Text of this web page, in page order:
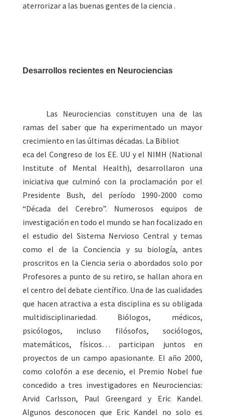
aterrorizar a las buenas gentes de la ciencia .
Desarrollos recientes en Neurociencias
Las Neurociencias constituyen una de las
ramas del saber que ha experimentado un mayor
crecimiento en las últimas décadas. La Bibliot
eca del Congreso de los EE. UU y el NIMH (National
Institute of Mental Health), desarrollaron una
iniciativa que culminó con la proclamación por el
Presidente Bush, del período 1990-2000 como
“Década del Cerebro”. Numerosos equipos de
investigación en todo el mundo se han focalizado en
el estudio del Sistema Nervioso Central y temas
como el de la Conciencia y su biología, antes
proscritos en la Ciencia seria o abordados solo por
Profesores a punto de su retiro, se hallan ahora en
el centro del debate científico. Una de las cualidades
que hacen atractiva a esta disciplina es su obligada
multidisciplinariedad. Biólogos, médicos,
psicólogos, incluso filósofos, sociólogos,
matemáticos, físicos… participan juntos en
proyectos de un campo apasionante. El año 2000,
como colofón a ese decenio, el Premio Nobel fue
concedido a tres investigadores en Neurociencias:
Arvid Carlsson, Paul Greengard y Eric Kandel.
Algunos desconocen que Eric Kandel no solo es